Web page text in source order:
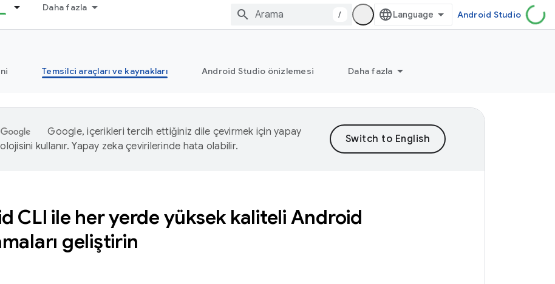
Daha fazla
/ Android Studio
Temsilci araçları ve kaynakları Android Studio önizlemesi Daha fazla
Google, içerikleri tercih ettiğiniz dile çevirmek için yapay
kullanır. Yapay zeka çevirilerinde hata olabilir.
CLI ile her yerde yüksek kaliteli Android
geliştirin